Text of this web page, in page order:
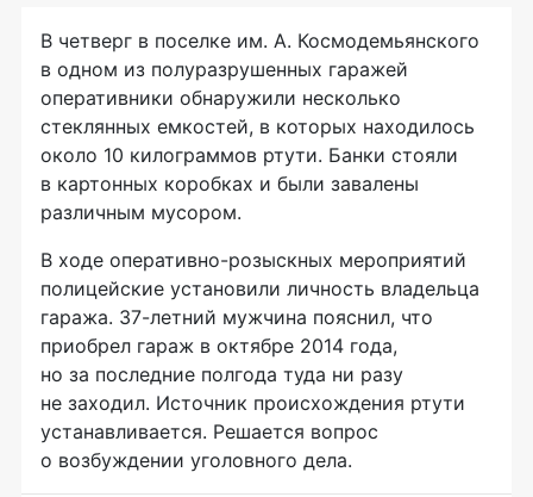
В четверг в поселке им. А. Космодемьянского
в одном из полуразрушенных гаражей
оперативники обнаружили несколько
стеклянных емкостей, в которых находилось
около 10 килограммов ртути. Банки стояли
в картонных коробках и были завалены
различным мусором.
В ходе оперативно-розыскных мероприятий
полицейские установили личность владельца
гаража. 37-летний мужчина пояснил, что
приобрел гараж в октябре 2014 года,
но за последние полгода туда ни разу
не заходил. Источник происхождения ртути
устанавливается. Решается вопрос
о возбуждении уголовного дела.